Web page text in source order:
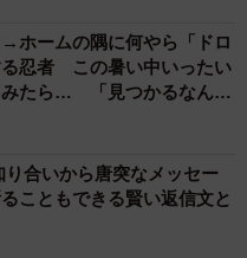
4/12
解だった／「ひかりとよしゆ
ホームの隅に何やら「ドロ
る忍者 この暑い中いったい
たら… 「見つかるなんて
り合いから唐突なメッセー
こともできる賢い返信文と